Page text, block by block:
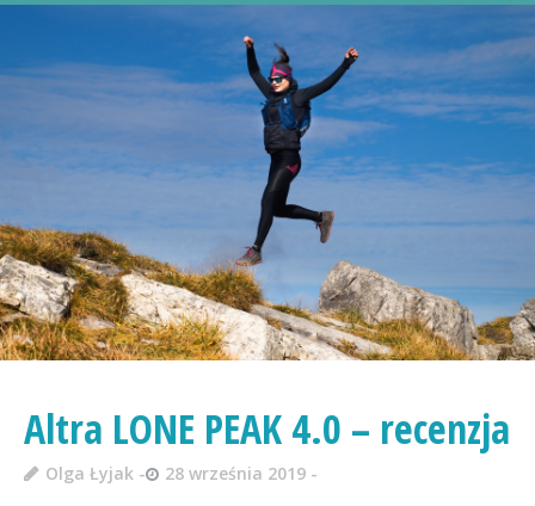
Altra LONE PEAK 4.0 – recenzja
Olga Łyjak 28 września 2019